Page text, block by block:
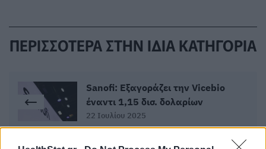
ΠΕΡΙΣΣΟΤΕΡΑ ΣΤΗΝ ΙΔΙΑ ΚΑΤΗΓΟΡΙΑ
Sanofi: Εξαγοράζει την Vicebio
έναντι 1,15 δισ. δολαρίων
22 Ιουλίου 2025